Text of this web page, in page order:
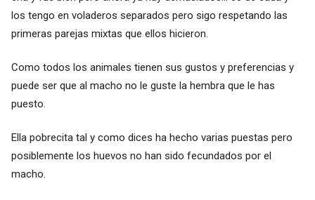
los tengo en voladeros separados pero sigo respetando las
primeras parejas mixtas que ellos hicieron.
Como todos los animales tienen sus gustos y preferencias y
puede ser que al macho no le guste la hembra que le has
puesto.
Ella pobrecita tal y como dices ha hecho varias puestas pero
posiblemente los huevos no han sido fecundados por el
macho.